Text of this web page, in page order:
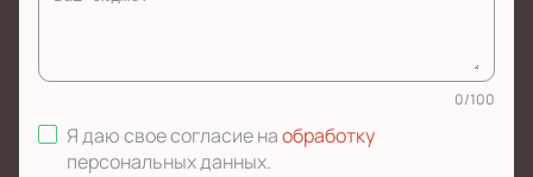
0/100
Я даю свое согласие наобработку
персональных данных.